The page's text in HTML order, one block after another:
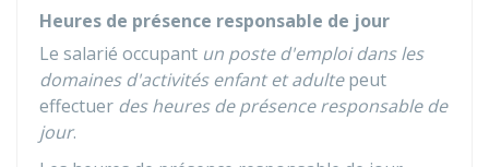
Heures de présence responsable de jour
Le salarié occupant un poste d'emploi dans les
domaines d'activités enfant et adultepeut
effectuer des heures de présence responsable de
jour.